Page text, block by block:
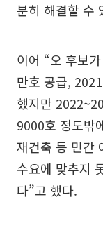
분히 해결할 수
이어 “오 후보
만호 공급,
했지만
9000호 정도밖
재건축 등 민간
수요에 맞추지
다”고 했다.